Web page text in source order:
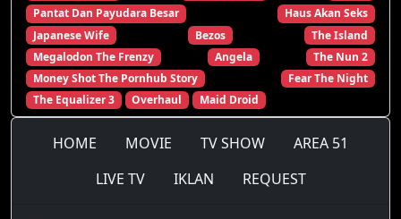
Pantat Dan Payudara Besar
Haus Akan Seks
Japanese Wife
Bezos
The Island
Megalodon The Frenzy
Angela
The Nun 2
Money Shot The Pornhub Story
Fear The Night
The Equalizer 3
Overhaul Maid Droid
HOME MOVIE TV SHOW
AREA 51
LIVE TV
IKLAN REQUEST